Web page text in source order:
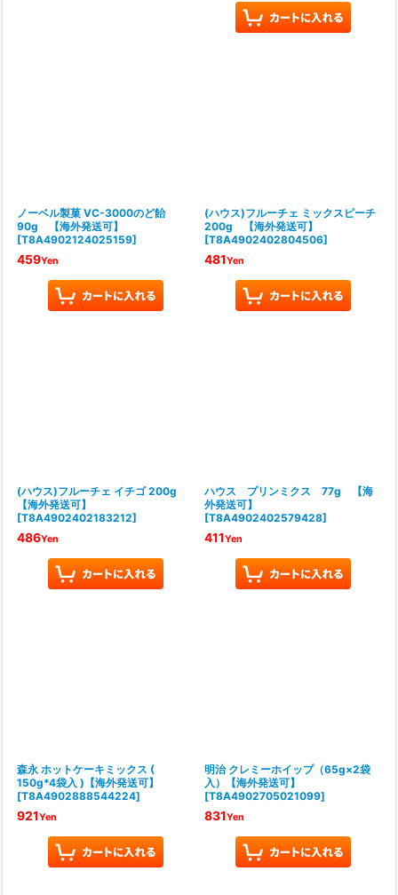
ノーベル製菓 VC-3000のど飴
90g 【海外発送可】
[T8A4902124025159]
459Yen
(ハウス)フルーチェ ミックスピーチ
200g 【海外発送可】
[T8A4902402804506]
481Yen
(ハウス)フルーチェ イチゴ 200g
【海外発送可】
[T8A4902402183212]
486Yen
ハウス プリンミクス 77g 【海
外発送可】
[T8A4902402579428]
411Yen
森永 ホットケーキミックス (
150g*4袋入 )【海外発送可】
[T8A4902888544224]
921Yen
明治 クレミーホイップ（65g×2袋
入）【海外発送可】
[T8A4902705021099]
831Yen